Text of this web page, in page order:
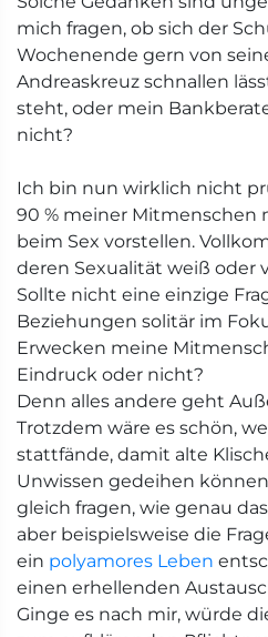
mich fragen, ob sich der
Wochenende gern von
Andreaskreuz schnallen
steht, oder mein
nicht?
Ich bin nun wirklich nicht
90 % meiner Mitmenschen
beim Sex vorstellen.
deren Sexualität weiß oder
Sollte nicht eine einzige
Beziehungen solitär im
Erwecken meine
Eindruck oder nicht?
Denn alles andere geht
Trotzdem wäre es schön,
stattfände, damit alte
Unwissen gedeihen
gleich fragen, wie genau
aber beispielsweise die
ein polyamores Leben
einen erhellenden
Ginge es nach mir, würde